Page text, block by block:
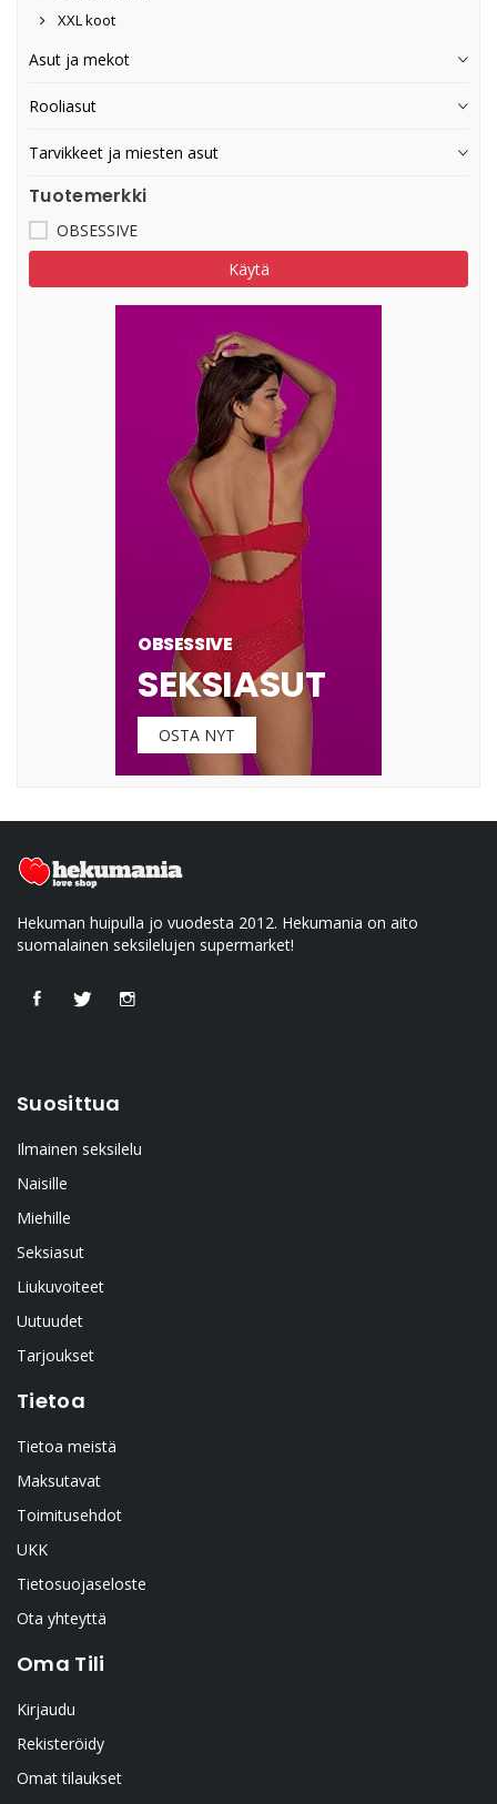
XXL koot
Asut ja mekot
Rooliasut
Tarvikkeet ja miesten asut
Tuotemerkki
OBSESSIVE
Käytä
OBSESSIVE
SEKSIASUT
OSTA NYT
Hekuman huipulla jo vuodesta 2012. Hekumania on aito
suomalainen seksilelujen supermarket!
Suosittua
Ilmainen seksilelu
Naisille
Miehille
Seksiasut
Liukuvoiteet
Uutuudet
Tarjoukset
Tietoa
Tietoa meistä
Maksutavat
Toimitusehdot
UKK
Tietosuojaseloste
Ota yhteyttä
Oma Tili
Kirjaudu
Rekisteröidy
Omat tilaukset